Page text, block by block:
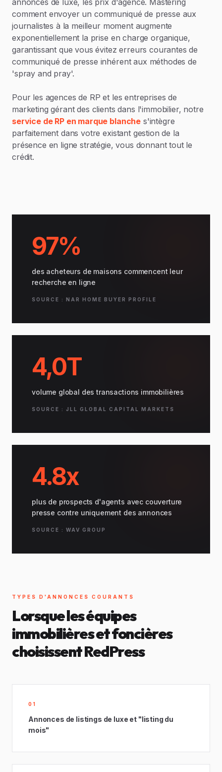
comment envoyer un communiqué de presse aux
journalistes à la meilleur moment augmente
exponentiellement la prise en charge organique,
garantissant que vous évitez erreurs courantes de
communiqué de presse inhérent aux méthodes de
'spray and pray'.
Pour les agences de RP et les entreprises de
marketing gérant des clients dans l'immobilier, notre
service de RP en marque blanche s'intègre
parfaitement dans votre existant gestion de la
présence en ligne stratégie, vous donnant tout le
crédit.
97%
des acheteurs de maisons commencent leur
recherche en ligne
SOURCE : NAR HOME BUYER PROFILE
4,0T
volume global des transactions immobilières
SOURCE : JLL GLOBAL CAPITAL MARKETS
4.8x
plus de prospects d'agents avec couverture
presse contre uniquement des annonces
SOURCE : WAV GROUP
TYPES D'ANNONCES COURANTS
Lorsque les équipes
immobilières et foncières
choisissent RedPress
01
Annonces de listings de luxe et "listing du
mois"